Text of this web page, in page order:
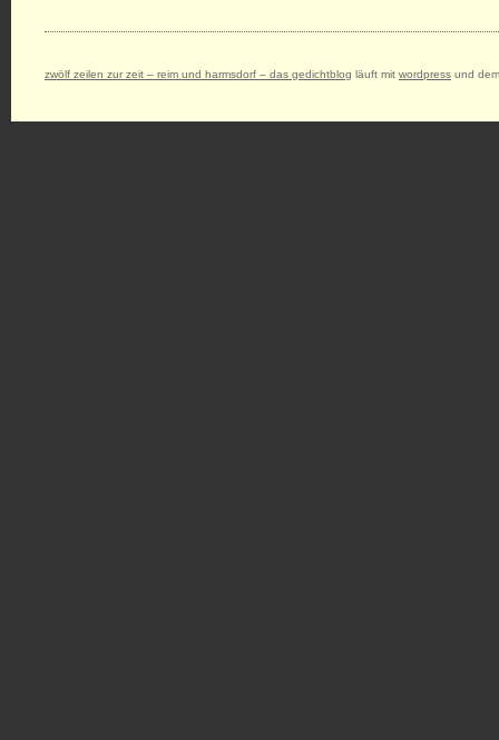
zwölf zeilen zur zeit – reim und harmsdorf – das gedichtblog läuft mit wordpress und